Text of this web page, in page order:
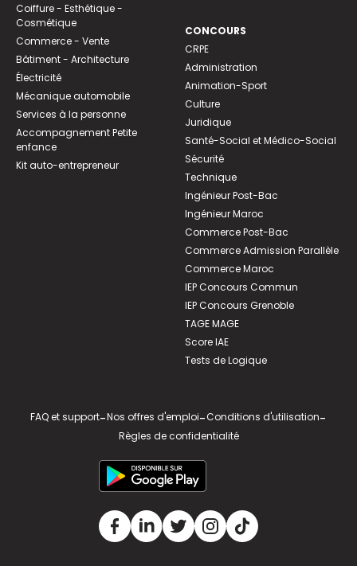
Coiffure - Esthétique -
Cosmétique
Commerce - Vente
Bâtiment - Architecture
Électricité
Mécanique automobile
Services à la personne
Accompagnement Petite
enfance
Kit auto-entrepreneur
CONCOURS
CRPE
Administration
Animation-Sport
Culture
Juridique
Santé-Social et Médico-Social
Sécurité
Technique
Ingénieur Post-Bac
Ingénieur Maroc
Commerce Post-Bac
Commerce Admission Parallèle
Commerce Maroc
IEP Concours Commun
IEP Concours Grenoble
TAGE MAGE
Score IAE
Tests de Logique
FAQ et support-Nos offres d'emploi-Conditions d'utilisation-
Règles de confidentialité